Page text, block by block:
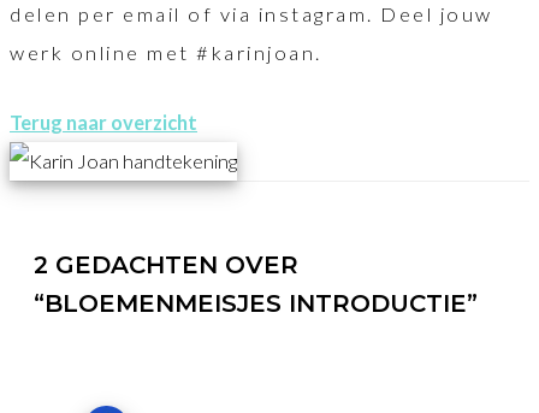
delen per email of via instagram. Deel jouw
werk online met #karinjoan.
Terug naar overzicht
2 GEDACHTEN OVER
“BLOEMENMEISJES INTRODUCTIE”